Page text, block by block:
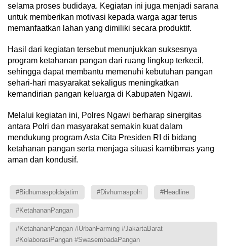
selama proses budidaya. Kegiatan ini juga menjadi sarana
untuk memberikan motivasi kepada warga agar terus
memanfaatkan lahan yang dimiliki secara produktif.
Hasil dari kegiatan tersebut menunjukkan suksesnya
program ketahanan pangan dari ruang lingkup terkecil,
sehingga dapat membantu memenuhi kebutuhan pangan
sehari-hari masyarakat sekaligus meningkatkan
kemandirian pangan keluarga di Kabupaten Ngawi.
Melalui kegiatan ini, Polres Ngawi berharap sinergitas
antara Polri dan masyarakat semakin kuat dalam
mendukung program Asta Cita Presiden RI di bidang
ketahanan pangan serta menjaga situasi kamtibmas yang
aman dan kondusif.
#bidhumaspoldajatim #divhumaspolri #Headline
#KetahananPangan
#KetahananPangan #UrbanFarming #JakartaBarat
#KolaborasiPangan #SwasembadaPangan